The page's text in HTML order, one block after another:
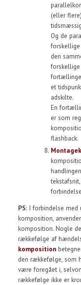
(eller
Og de
den
et
adskilte.
En
er som
flashback.
PS: I forbindelse
komposition,
komposition. Nogle
rækkefølge af
komposition
den rækkefølge, som
være foregået i,
rækkefølge ikke er